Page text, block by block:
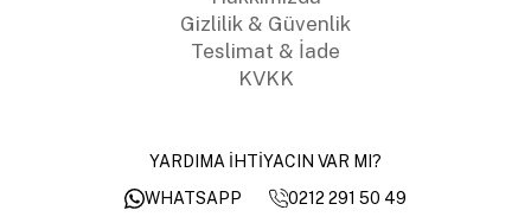
Gizlilik & Güvenlik
Teslimat & İade
KVKK
YARDIMA İHTİYACIN VAR MI?
WHATSAPP
0212 291 50 49